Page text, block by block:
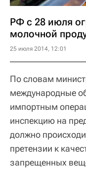
РФ с 28 июля
молочной
25 июля 2014, 12:01
По словам
международные
импортным
инспекцию на
должно
претензии к
запрещенных